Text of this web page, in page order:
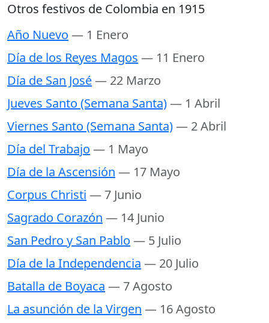
Otros festivos de Colombia en 1915
Año Nuevo — 1 Enero
Día de los Reyes Magos — 11 Enero
Día de San José— 22 Marzo
Jueves Santo (Semana Santa)— 1 Abril
Viernes Santo (Semana Santa)— 2 Abril
Día del Trabajo — 1 Mayo
Día de la Ascensión — 17 Mayo
Corpus Christi — 7 Junio
Sagrado Corazón — 14 Junio
San Pedro y San Pablo — 5 Julio
Día de la Independencia — 20 Julio
Batalla de Boyaca — 7 Agosto
La asunción de la Virgen — 16 Agosto